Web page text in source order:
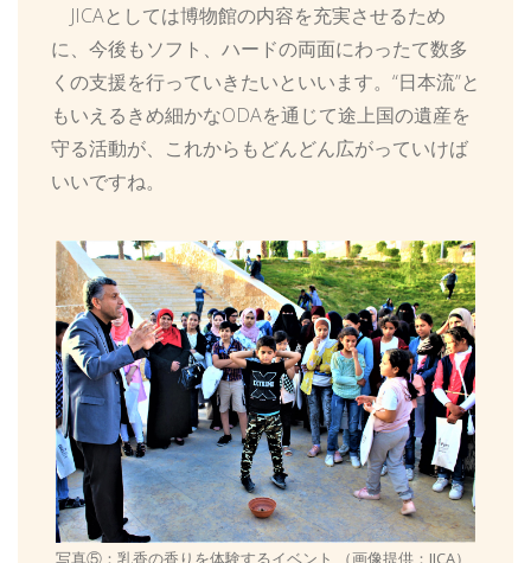
JICAとしては博物館の内容を充実させるため
に、今後もソフト、ハードの両面にわったて数多
くの支援を行っていきたいといいます。“日本流”と
もいえるきめ細かなODAを通じて途上国の遺産を
守る活動が、これからもどんどん広がっていけば
いいですね。
写真⑤：乳香の香りを体験するイベント （画像提供：JICA）